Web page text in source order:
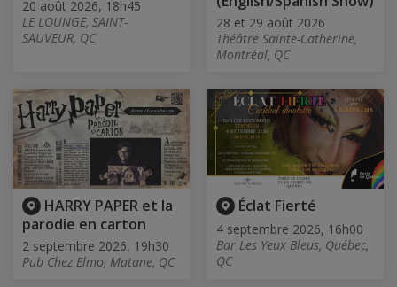
20 août 2026, 18h45
LE LOUNGE, SAINT-
SAUVEUR, QC
28 et 29 août 2026
Théâtre Sainte-Catherine,
Montréal, QC
HARRY PAPER et la
parodie en carton
2 septembre 2026, 19h30
Pub Chez Elmo, Matane, QC
Éclat Fierté
4 septembre 2026, 16h00
Bar Les Yeux Bleus, Québec,
QC